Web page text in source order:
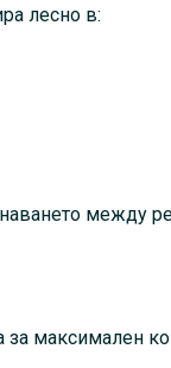
отпред,
лесно в:
между
за максимален